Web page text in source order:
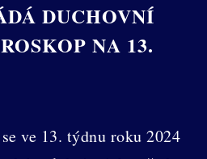
DUCHOVNÍ
NA 13.
se ve 13. týdnu roku 2024